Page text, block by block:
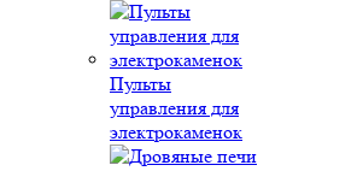
Пульты
управления для
электрокаменок